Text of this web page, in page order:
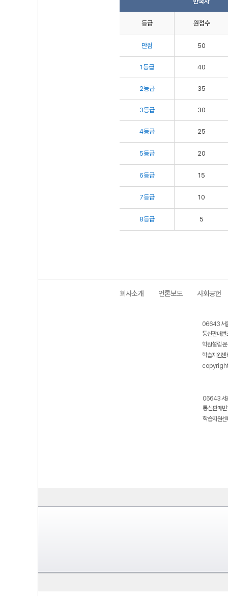
등급 원점수
만점 50
1등급 40
2등급 35
3등급 30
4등급 25
5등급 20
6등급 15
7등급 10
8등급 5
회사소개 언론보도 사회공헌
06643 서
통신판매
학원설립·
학습지원
06643 서
통신판매
학습지원